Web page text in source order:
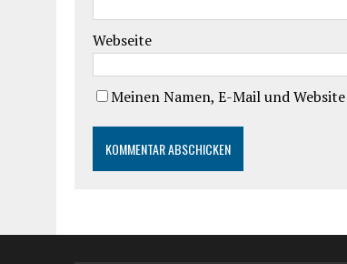
Webseite
Meinen Namen, E-Mail und